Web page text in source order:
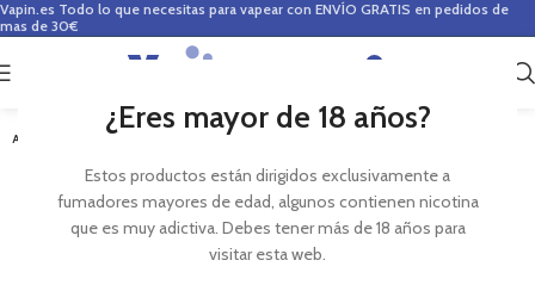
¿Eres mayor de 18 años?
Estos productos están dirigidos exclusivamente a
fumadores mayores de edad, algunos contienen nicotina
que es muy adictiva. Debes tener más de 18 años para
visitar esta web.
Vapin.es Todo lo que necesitas para vapear con ENVÍO GRATIS en pedidos de
mas de 30€
0
AGOTADO